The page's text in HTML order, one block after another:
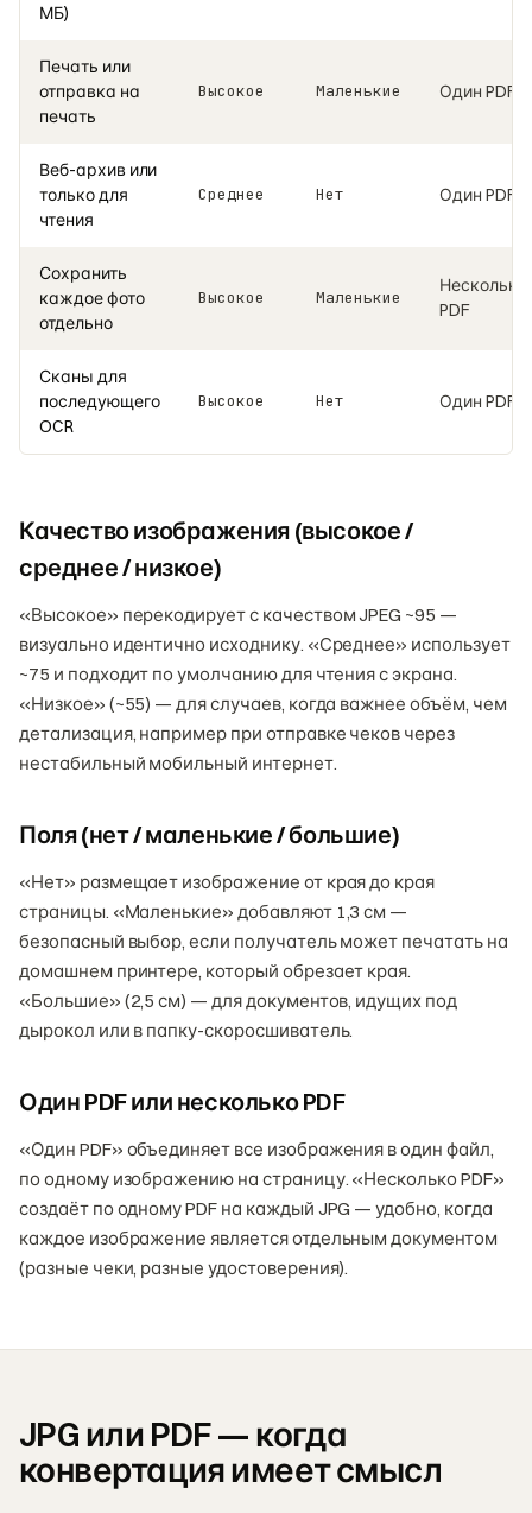
МБ)
Печать или
отправка на
печать
Высокое Маленькие Один PDF
Веб-архив или
только для
чтения
Среднее Нет Один PDF
Сохранить
каждое фото
отдельно
Высокое Маленькие
Несколько
PDF
Сканы для
последующего
OCR
Высокое Нет Один PDF
Качество изображения (высокое /
среднее / низкое)
«Высокое» перекодирует с качеством JPEG ~95 —
визуально идентично исходнику. «Среднее» использует
~75 и подходит по умолчанию для чтения с экрана.
«Низкое» (~55) — для случаев, когда важнее объём, чем
детализация, например при отправке чеков через
нестабильный мобильный интернет.
Поля (нет / маленькие / большие)
«Нет» размещает изображение от края до края
страницы. «Маленькие» добавляют 1,3 см —
безопасный выбор, если получатель может печатать на
домашнем принтере, который обрезает края.
«Большие» (2,5 см) — для документов, идущих под
дырокол или в папку-скоросшиватель.
Один PDF или несколько PDF
«Один PDF» объединяет все изображения в один файл,
по одному изображению на страницу. «Несколько PDF»
создаёт по одному PDF на каждый JPG — удобно, когда
каждое изображение является отдельным документом
(разные чеки, разные удостоверения).
JPG или PDF — когда
конвертация имеет смысл